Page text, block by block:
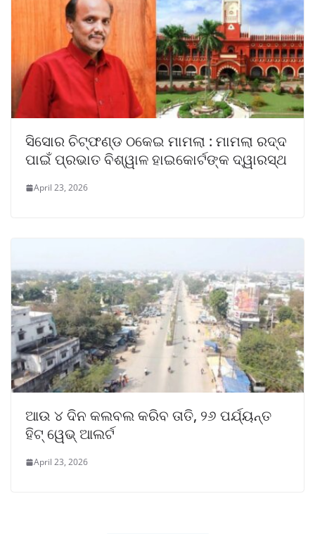
ସିସୋର ଚିଟ୍‌ଫଣ୍ଡ ଠକେଇ ମାମଲା : ମାମଲା ରଦ୍ଦ
ପାଇଁ ପ୍ରଭାତ ବିଶ୍ୱାଳ ହାଇକୋର୍ଟଙ୍କ ଦ୍ୱାରସ୍ଥ
April 23, 2026
ଆଉ ୪ ଦିନ କଲବଲ କରିବ ତାତି, ୨୬ ପର୍ଯ୍ୟନ୍ତ
ହିଟ୍ ୱେଭ୍ ଆଲର୍ଟ
April 23, 2026